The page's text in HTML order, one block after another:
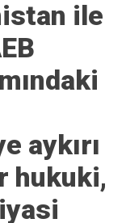
ile
aykırı
hukuki,